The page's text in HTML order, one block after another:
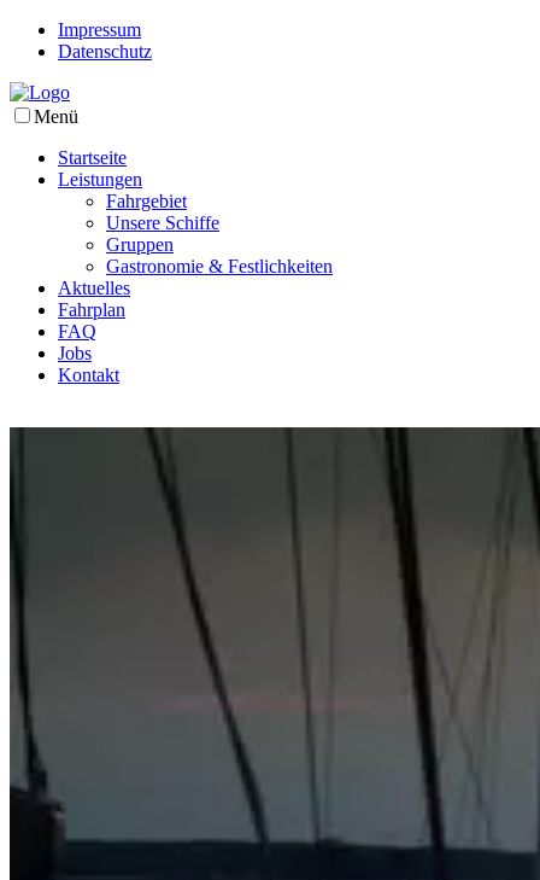
Impressum
Datenschutz
Menü
Startseite
Leistungen
Fahrgebiet
Unsere Schiffe
Gruppen
Gastronomie & Festlichkeiten
Aktuelles
Fahrplan
FAQ
Jobs
Kontakt